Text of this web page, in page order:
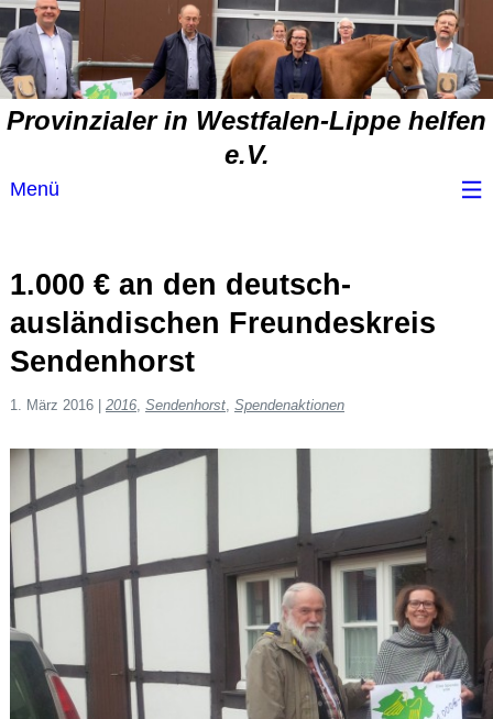
Provinzialer in Westfalen-Lippe helfen
e.V.
Menü
Service
Spendenvorschlag
Kontakt
1.000 € an den deutsch-
ausländischen Freundeskreis
Sendenhorst
1. März 2016 | 2016 Sendenhorst Spendenaktionen